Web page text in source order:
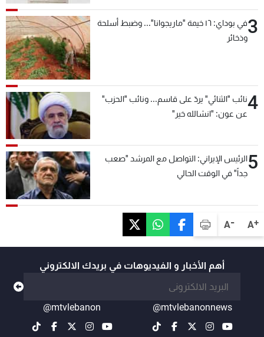
A+
A-
3
في بوداي: ١٦ خيمة "ماريجوانا"... وضبط أسلحة
وذخائر
4نائب "الثنائي" يردّ على قاسم... ونائب "الحزب"
عن عون: "انشالله خير"
5الرئيس الإيراني: التواصل مع المرشد "صعب
جداً" في الوقت الحالي
أهم الأخبار و الفيديوهات في بريدك الالكتروني
@mtvlebanonnews
@mtvlebanon